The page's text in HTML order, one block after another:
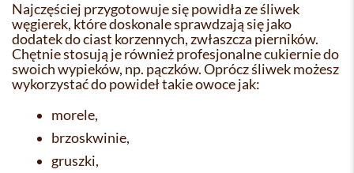
Najczęściej przygotowuje się powidła ze śliwek
węgierek, które doskonale sprawdzają się jako
dodatek do ciast korzennych, zwłaszcza pierników.
Chętnie stosują je również profesjonalne cukiernie do
swoich wypieków, np. pączków. Oprócz śliwek możesz
wykorzystać do powideł takie owoce jak:
morele,
brzoskwinie,
gruszki,